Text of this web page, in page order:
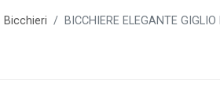
Bicchieri BICCHIERE ELEGANTE